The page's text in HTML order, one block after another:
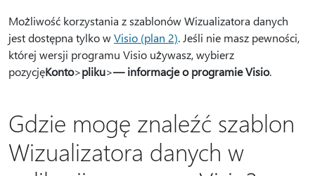
Możliwość korzystania z szablonów Wizualizatora danych
jest dostępna tylko wVisio (plan 2). Jeśli nie masz pewności,
której wersji programu Visio używasz, wybierz
pozycjęKonto>pliku>— informacje o programie Visio.
Gdzie mogę znaleźć szablon
Wizualizatora danych w